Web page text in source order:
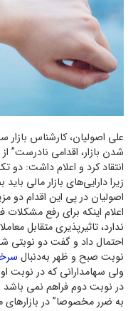
علی اصولیان، کارشناس بازار
شدن بازار، اقدامی نادرست”
انتقاد کرد و اعلام داشت:
زیرا دارایی‌های بازار مالی
اصولیان در پی این اقدام دو
اعلام اینکه برای رفع
ندارد، تاثیرپذیری متقابل
احتمال داد و گفت دو نوبتی
نوبت صبح و ظهر به‌دنبال
ولی سهامدارانی که در نوبت
در نوبت دوم فراهم نمی باشد
به ضرر مخصوصا” در